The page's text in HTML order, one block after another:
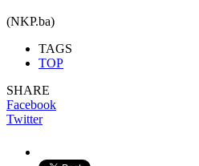
(NKP.ba)
TAGS
TOP
SHARE
Facebook
Twitter